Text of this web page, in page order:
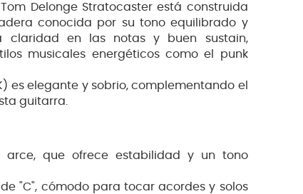
Tom Delonge Stratocaster está construida
conocida por su tono equilibrado y
claridad en las notas y buen sustain,
musicales energéticos como el punk
es elegante y sobrio, complementando el
guitarra.
arce, que ofrece estabilidad y un tono
"C", cómodo para tocar acordes y solos